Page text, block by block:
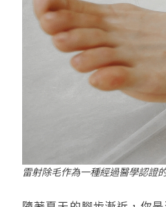
雷射除毛作為一種經過醫學認證